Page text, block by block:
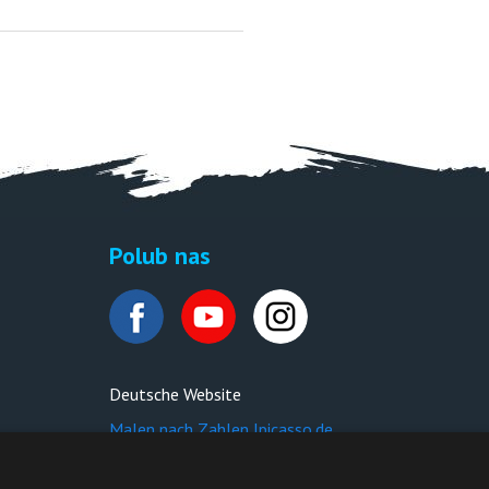
Polub nas
Deutsche Website
Malen nach Zahlen Ipicasso.de